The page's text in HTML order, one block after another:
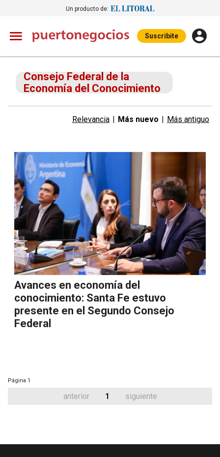
Un producto de:
Suscribite
Consejo Federal de la
Economía del Conocimiento
Relevancia | Más nuevo | Más antiguo
Avances en economía del
conocimiento: Santa Fe estuvo
presente en el Segundo Consejo
Federal
Página 1
anterior 1 siguiente